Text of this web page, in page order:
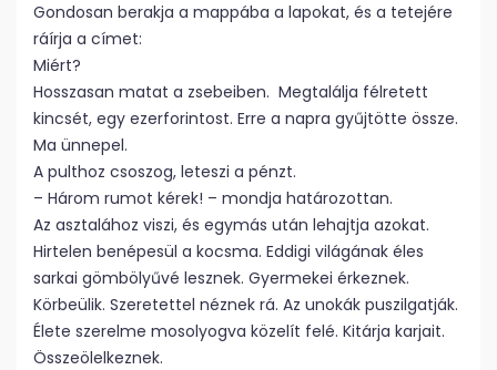
Gondosan berakja a mappába a lapokat, és a tetejére
ráírja a címet:
Miért?
Hosszasan matat a zsebeiben. Megtalálja félretett
kincsét, egy ezerforintost. Erre a napra gyűjtötte össze.
Ma ünnepel.
A pulthoz csoszog, leteszi a pénzt.
– Három rumot kérek! – mondja határozottan.
Az asztalához viszi, és egymás után lehajtja azokat.
Hirtelen benépesül a kocsma. Eddigi világának éles
sarkai gömbölyűvé lesznek. Gyermekei érkeznek.
Körbeülik. Szeretettel néznek rá. Az unokák puszilgatják.
Élete szerelme mosolyogva közelít felé. Kitárja karjait.
Összeölelkeznek.